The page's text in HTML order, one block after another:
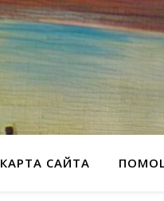
КАРТА САЙТА